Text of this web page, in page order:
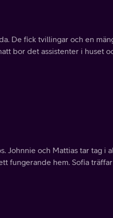
De fick tvillingar och en
bor det assistenter i huset
Johnnie och Mattias tar tag i
fungerande hem. Sofia